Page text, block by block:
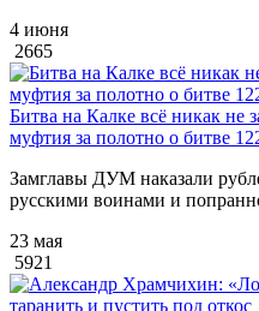
4 июня
2665
Битва на Калке всё никак не
муфтия за полотно о битве
Замглавы ДУМ наказали
русскими воинами и
23 мая
5921